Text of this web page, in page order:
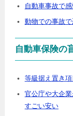
自動車事故で
動物での事故
自動車保険の
等級据え置き
官公庁や大企
すごい安い